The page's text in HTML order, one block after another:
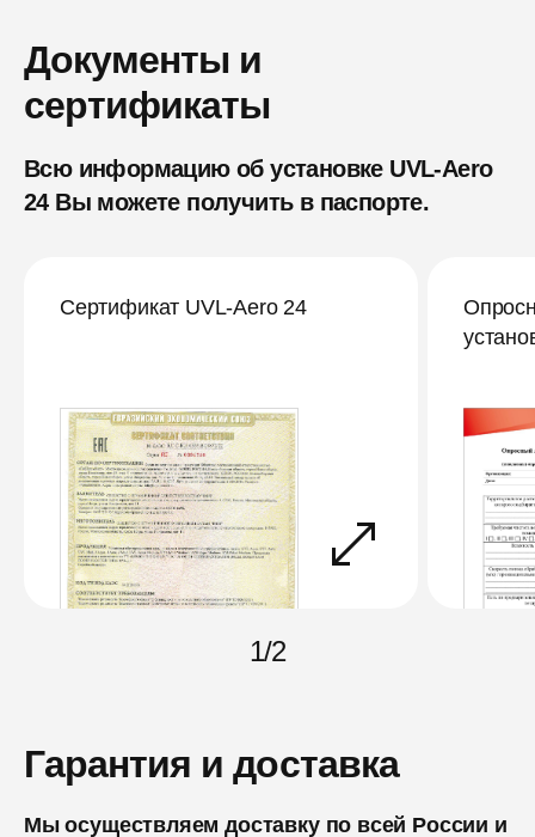
Документы и
сертификаты
Всю информацию об установке UVL-Aero
24Вы можете получить в паспорте.
Сертификат UVL-Aero 24
1/2
Гарантия и доставка
Мы осуществляем доставку по всей России и